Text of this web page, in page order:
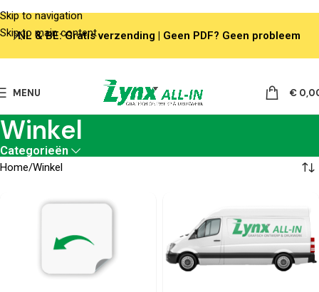
Skip to navigation
Skip to main content
MENU €
Winkel
Categorieën
Home Winkel
NL & BE: Gratis verzending | Geen PDF? Geen probleem